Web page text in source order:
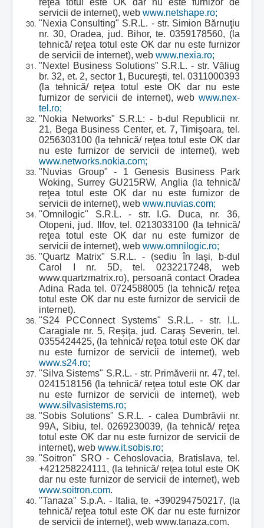
reţea totul este OK dar nu este furnizor de
servicii de internet), web www.netshape.ro;
"Nexia Consulting" S.R.L. - str. Simion Bărnuţiu
nr. 30, Oradea, jud. Bihor, te. 0359178560, (la
tehnică/ reţea totul este OK dar nu este furnizor
de servicii de internet), web www.nexia.ro;
"Nextel Business Solutions" S.R.L. - str. Văliug
br. 32, et. 2, sector 1, Bucureşti, tel. 0311000393
(la tehnică/ reţea totul este OK dar nu este
furnizor de servicii de internet), web www.nex-
tel.ro;
"Nokia Networks" S.R.L: - b-dul Republicii nr.
21, Bega Business Center, et. 7, Timişoara, tel.
0256303100 (la tehnică/ reţea totul este OK dar
nu este furnizor de servicii de internet), web
www.networks.nokia.com;
"Nuvias Group" - 1 Genesis Business Park
Woking, Surrey GU215RW, Anglia (la tehnică/
reţea totul este OK dar nu este furnizor de
servicii de internet), web www.nuvias.com;
"Omnilogic" S.R.L. - str. I.G. Duca, nr. 36,
Otopeni, jud. Ilfov, tel. 0213033100 (la tehnică/
reţea totul este OK dar nu este furnizor de
servicii de internet), web www.omnilogic.ro;
"Quartz Matrix" S.R.L. - (sediu în Iaşi, b-dul
Carol I nr. 5D, tel. 0232217248, web
www.quartzmatrix.ro), persoană contact Oradea
Adina Rada tel. 0724588005 (la tehnică/ reţea
totul este OK dar nu este furnizor de servicii de
internet).
"S24 PCConnect Systems" S.R.L. - str. I.L.
Caragiale nr. 5, Reşiţa, jud. Caraş Severin, tel.
0355424425, (la tehnică/ reţea totul este OK dar
nu este furnizor de servicii de internet), web
www.s24.ro;
"Silva Sistems" S.R.L. - str. Primăverii nr. 47, tel.
0241518156 (la tehnică/ reţea totul este OK dar
nu este furnizor de servicii de internet), web
www.silvasistems.ro;
"Sobis Solutions" S.R.L. - calea Dumbrăvii nr.
99A, Sibiu, tel. 0269230039, (la tehnică/ reţea
totul este OK dar nu este furnizor de servicii de
internet), web www.it.sobis.ro;
"Soitron" SRO - Cehoslovacia, Bratislava, tel.
+421258224111, (la tehnică/ reţea totul este OK
dar nu este furnizor de servicii de internet), web
www.soitron.com.
"Tanaza" S.p.A. - Italia, te. +390294750217, (la
tehnică/ reţea totul este OK dar nu este furnizor
de servicii de internet), web www.tanaza.com.